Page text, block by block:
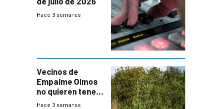
Hace 3 semanas
Vecinos de
Empalme Olmos
no quieren tener
cerca una planta
Hace 3 semanas